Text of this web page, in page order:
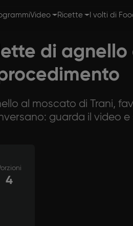
Video Ricette I volti di
di
al moscato di Trani,
guarda il video
4